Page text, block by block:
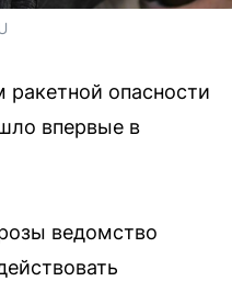
опасности
впервые в
ведомство